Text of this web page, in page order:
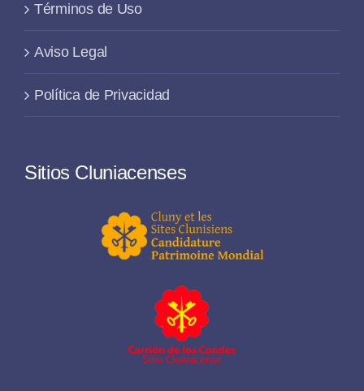
Términos de Uso
Aviso Legal
Política de Privacidad
Sitios Cluniacenses